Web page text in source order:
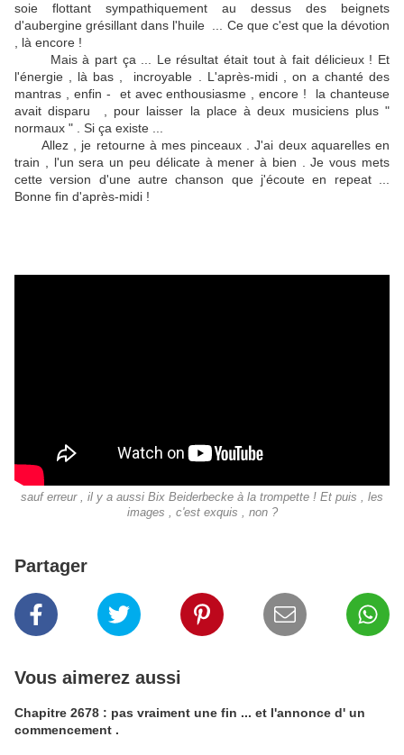
soie flottant sympathiquement au dessus des beignets
d'aubergine grésillant dans l'huile ... Ce que c'est que la dévotion
, là encore !
Mais à part ça ... Le résultat était tout à fait délicieux ! Et
l'énergie , là bas , incroyable . L'après-midi , on a chanté des
mantras , enfin - et avec enthousiasme , encore ! la chanteuse
avait disparu , pour laisser la place à deux musiciens plus "
normaux " . Si ça existe ...
Allez , je retourne à mes pinceaux . J'ai deux aquarelles en
train , l'un sera un peu délicate à mener à bien . Je vous mets
cette version d'une autre chanson que j'écoute en repeat ...
Bonne fin d'après-midi !
sauf erreur , il y a aussi Bix Beiderbecke à la trompette ! Et puis , les
images , c'est exquis , non ?
Partager
Vous aimerez aussi
Chapitre 2678 : pas vraiment une fin ... et l'annonce d' un
commencement .